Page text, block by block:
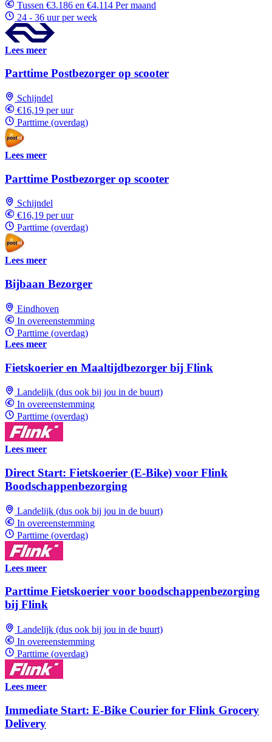
Tussen €3.186 en €4.114 Per maand
24 - 36 uur per week
Lees meer
Parttime Postbezorger op scooter
Schijndel
€16,19 per uur
Parttime (overdag)
Lees meer
Parttime Postbezorger op scooter
Schijndel
€16,19 per uur
Parttime (overdag)
Lees meer
Bijbaan Bezorger
Eindhoven
In overeenstemming
Parttime (overdag)
Lees meer
Fietskoerier en Maaltijdbezorger bij Flink
Landelijk (dus ook bij jou in de buurt)
In overeenstemming
Parttime (overdag)
Lees meer
Direct Start: Fietskoerier (E-Bike) voor Flink
Boodschappenbezorging
Landelijk (dus ook bij jou in de buurt)
In overeenstemming
Parttime (overdag)
Lees meer
Parttime Fietskoerier voor boodschappenbezorging
bij Flink
Landelijk (dus ook bij jou in de buurt)
In overeenstemming
Parttime (overdag)
Lees meer
Immediate Start: E-Bike Courier for Flink Grocery
Delivery